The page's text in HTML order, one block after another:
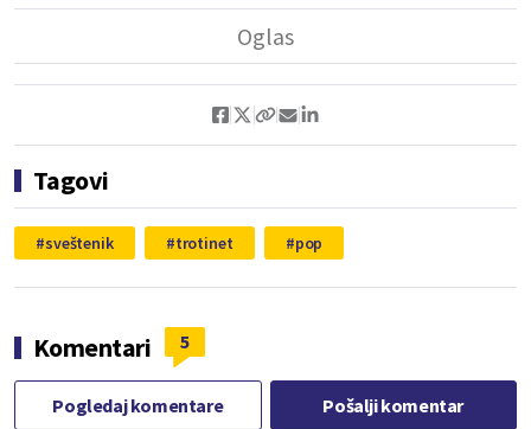
Tagovi
sveštenik trotinet pop
Komentari 5
Pogledaj komentare Pošalji komentar